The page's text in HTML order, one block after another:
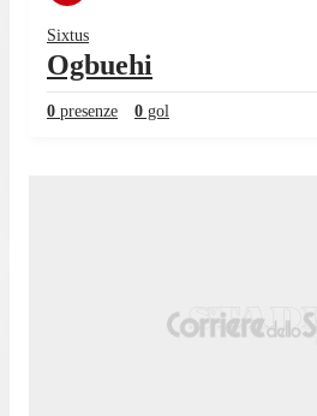
Sixtus
Ogbuehi
0 presenze 0 gol